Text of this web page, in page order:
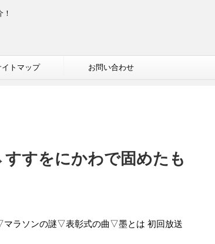
イトマップ お問い合わせ
すをにかわで固めたも
マラソンの謎▽表彰式の曲▽墨とは 初回放送